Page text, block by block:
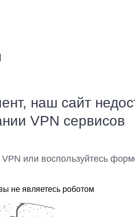
наш сайт
VPN сервисов
или воспользуйтесь
не являетесь роботом